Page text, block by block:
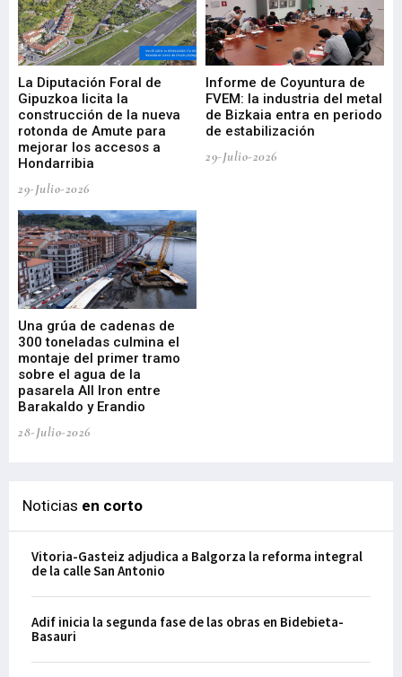
La Diputación Foral de
Gipuzkoa licita la
construcción de la nueva
rotonda de Amute para
mejorar los accesos a
Hondarribia
29-Julio-2026
Informe de Coyuntura de
FVEM: la industria del metal
de Bizkaia entra en periodo
de estabilización
29-Julio-2026
Una grúa de cadenas de
300 toneladas culmina el
montaje del primer tramo
sobre el agua de la
pasarela All Iron entre
Barakaldo y Erandio
28-Julio-2026
Noticias en corto
Vitoria-Gasteiz adjudica a Balgorza la reforma integral
de la calle San Antonio
Adif inicia la segunda fase de las obras en Bidebieta-
Basauri